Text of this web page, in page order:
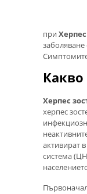
при
заболяване
Какво
Херпес
херпес
активират
система